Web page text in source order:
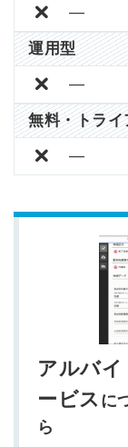
―
運用型
―
無料・トライ
―
アルバ
ービス に
ら